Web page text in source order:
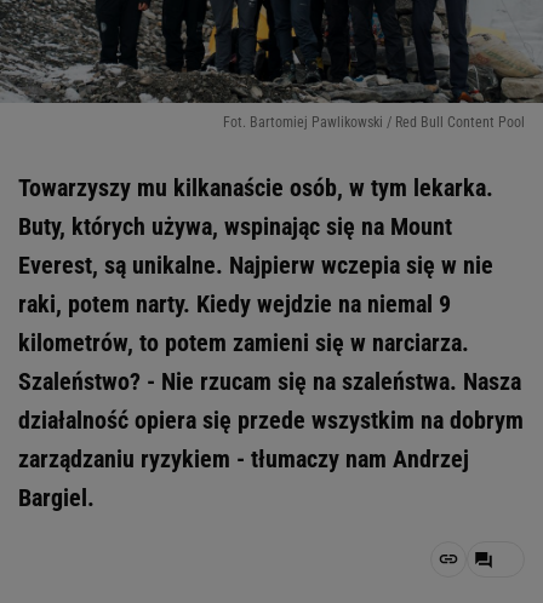
Fot. Bartomiej Pawlikowski / Red Bull Content Pool
Towarzyszy mu kilkanaście osób, w tym lekarka.
Buty, których używa, wspinając się na Mount
Everest, są unikalne. Najpierw wczepia się w nie
raki, potem narty. Kiedy wejdzie na niemal 9
kilometrów, to potem zamieni się w narciarza.
Szaleństwo? - Nie rzucam się na szaleństwa. Nasza
działalność opiera się przede wszystkim na dobrym
zarządzaniu ryzykiem - tłumaczy nam Andrzej
Bargiel.